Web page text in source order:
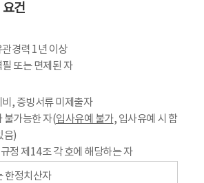
건
경력 1년 이상
또는 면제된 자
, 증빙서류 미제출자
불가능한 자(입사유예 불가, 입사유예 시 합
음)
정 제14조 각 호에 해당하는 자
한정치산자